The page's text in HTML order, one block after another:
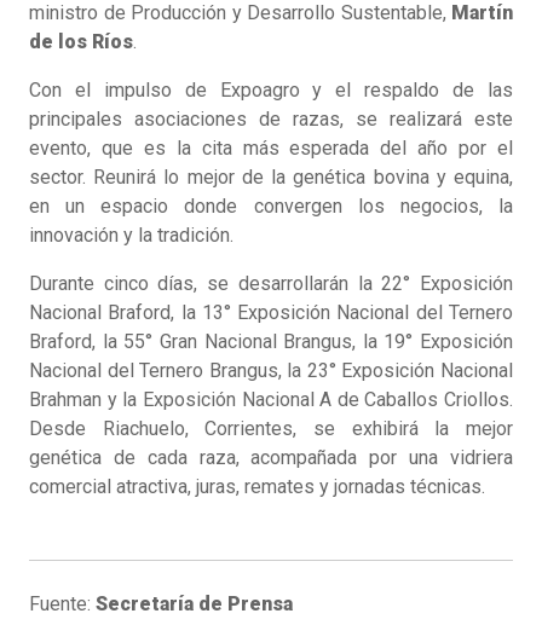
ministro de Producción y Desarrollo Sustentable, Martín
de los Ríos.
Con el impulso de Expoagro y el respaldo de las
principales asociaciones de razas, se realizará este
evento, que es la cita más esperada del año por el
sector. Reunirá lo mejor de la genética bovina y equina,
en un espacio donde convergen los negocios, la
innovación y la tradición.
Durante cinco días, se desarrollarán la 22° Exposición
Nacional Braford, la 13° Exposición Nacional del Ternero
Braford, la 55° Gran Nacional Brangus, la 19° Exposición
Nacional del Ternero Brangus, la 23° Exposición Nacional
Brahman y la Exposición Nacional A de Caballos Criollos.
Desde Riachuelo, Corrientes, se exhibirá la mejor
genética de cada raza, acompañada por una vidriera
comercial atractiva, juras, remates y jornadas técnicas.
Fuente: Secretaría de Prensa